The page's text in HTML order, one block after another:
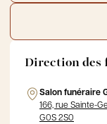
Direction des
Salon funéraire
166, rue Sainte-
G0S 2S0